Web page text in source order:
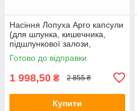
Насіння Лопуха Арго капсули
(для шлунка, кишечника,
підшлункової залози,
подагра, алергія, коліт,
запори)
Готово до відправки
1 998,50 ₴ 2 855 ₴
Купити